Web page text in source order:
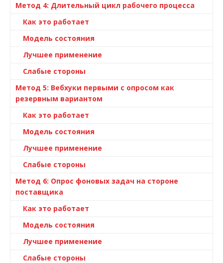
Метод 4: Длительный цикл рабочего процесса
Как это работает
Модель состояния
Лучшее применение
Слабые стороны
Метод 5: Вебхуки первыми с опросом как
резервным вариантом
Как это работает
Модель состояния
Лучшее применение
Слабые стороны
Метод 6: Опрос фоновых задач на стороне
поставщика
Как это работает
Модель состояния
Лучшее применение
Слабые стороны